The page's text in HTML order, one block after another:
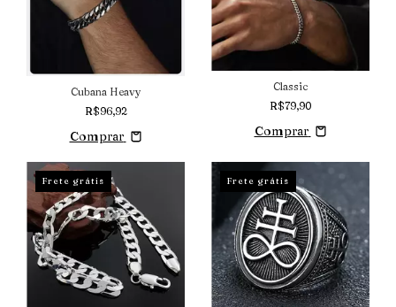
Cubana Heavy
R$96,92
Comprar
Classic
R$79,90
Comprar
Frete grátis Frete grátis